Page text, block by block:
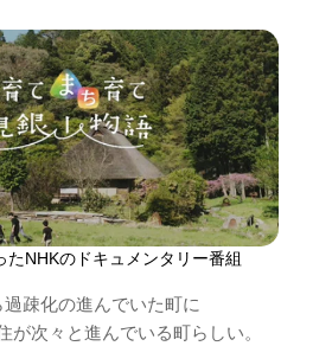
たNHKのドキュメンタリー番組
過疎化の進んでいた町に
が次々と進んでいる町らしい。